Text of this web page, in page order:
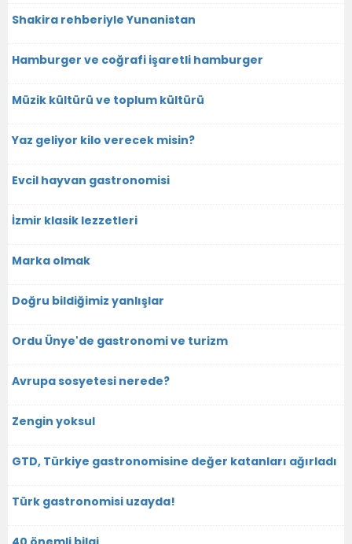
Shakira rehberiyle Yunanistan
Hamburger ve coğrafi işaretli hamburger
Müzik kültürü ve toplum kültürü
Yaz geliyor kilo verecek misin?
Evcil hayvan gastronomisi
İzmir klasik lezzetleri
Marka olmak
Doğru bildiğimiz yanlışlar
Ordu Ünye'de gastronomi ve turizm
Avrupa sosyetesi nerede?
Zengin yoksul
GTD, Türkiye gastronomisine değer katanları ağırladı
Türk gastronomisi uzayda!